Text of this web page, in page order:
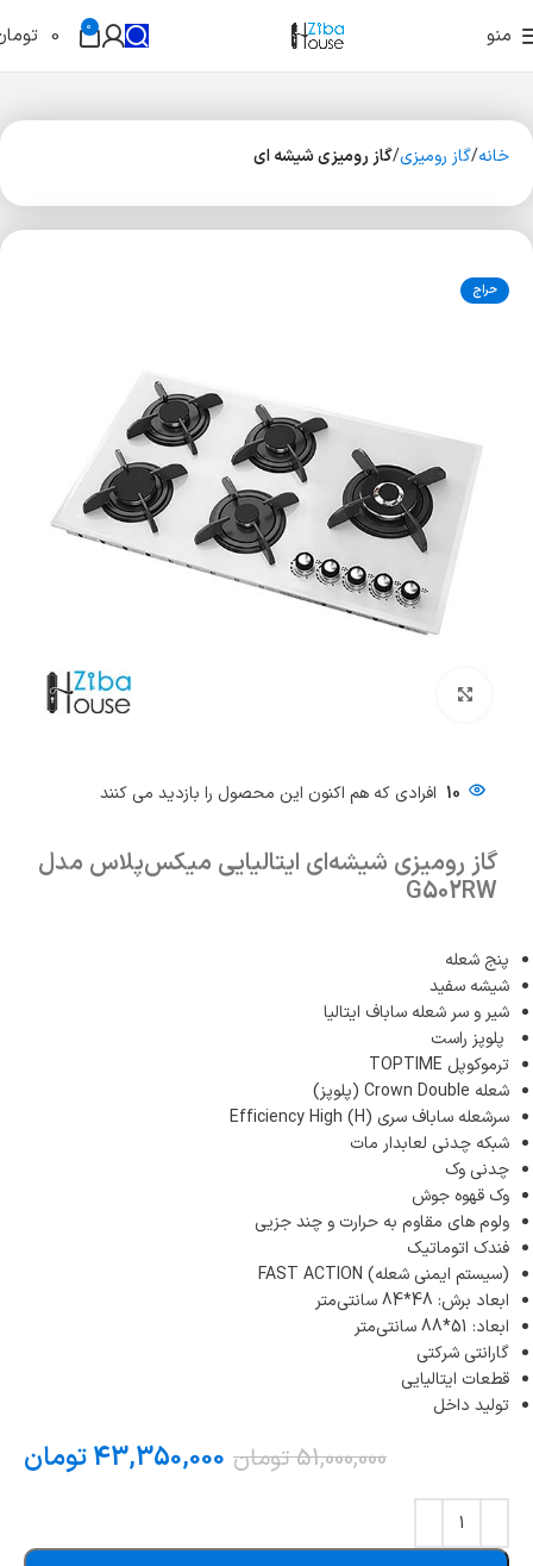
منو 0
0
خانه گاز رومیزی گاز رومیزی شیشه ای
حراج
10 افرادی که هم اکنون این محصول را بازدید می کنند
گاز رومیزی شیشه‌ای ایتالیایی میکس‌پلاس مدل
G502RW
پنج شعله
شیشه سفید
شیر و سر شعله ساباف ایتالیا
پلوپز راست
ترموکوپل TOPTIME
شعله Crown Double (پلوپز)
سرشعله ساباف سری (Efficiency High (H
شبکه چدنی لعابدار مات
چدنی وک
وک قهوه جوش
ولوم های مقاوم به حرارت و چند جزیی
فندک اتوماتیک
(سیستم ایمنی شعله) FAST ACTION
ابعاد برش: 48*84 سانتی‌متر
ابعاد: 51*88 سانتی‌متر
گارانتی شرکتی
قطعات ایتالیایی
تولید داخل
51,000,000 تومان 43,350,000تومان